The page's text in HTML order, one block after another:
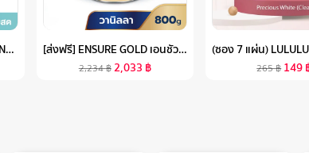
DR.PONG 15C ANTIOXIDANT VITAMIN C SHAKE SHAKE SERUM เซรั่มวิตามินซีผสมสด บำรุงผิวใส [ส่งฟรี] ENSURE GOLD เอนชัวร์ โกลด์ กลิ่นวานิลลา 800G 2 กระป๋อง ENSURE GOLD VANILLA 800G X2
2,234฿2,033 ฿ 265฿ 149